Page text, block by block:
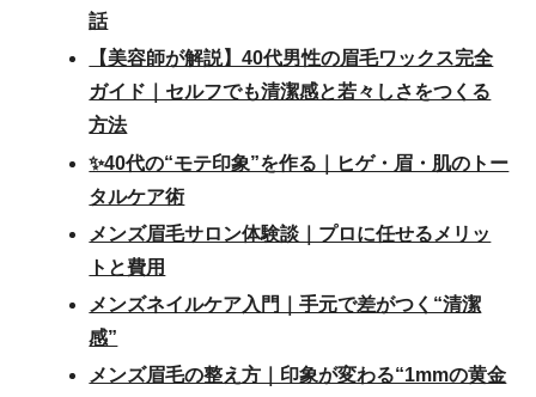
話
【美容師が解説】40代男性の眉毛ワックス完全
ガイド｜セルフでも清潔感と若々しさをつくる
方法
✨40代の“モテ印象”を作る｜ヒゲ・眉・肌のトー
タルケア術
メンズ眉毛サロン体験談｜プロに任せるメリッ
トと費用
メンズネイルケア入門｜手元で差がつく“清潔
感”
メンズ眉毛の整え方｜印象が変わる“1mmの黄金